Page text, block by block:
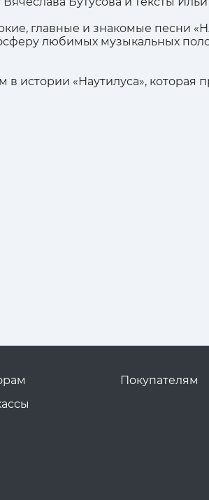
главные и знакомые песни
любимых музыкальных
истории «Наутилуса», которая
Покупателям